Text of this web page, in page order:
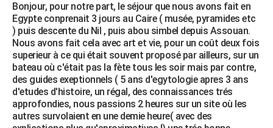
FORUM
Bricolage
Lifestyle
Culture
Sport
Auto
Television
Voyage
Cinema
Bonjour, pour notre part, le séjour que nous avons fait en
Egypte conprenait 3 jours au Caire ( musée, pyramides etc
) puis descente du Nil , puis abou simbel depuis Assouan.
Nous avons fait cela avec art et vie, pour un coût deux fois
superieur à ce qui était souvent proposé par ailleurs, sur un
bateau où c'était pas la fète tous les soir mais par contre,
des guides exeptionnels ( 5 ans d'egytologie apres 3 ans
d'etudes d'histoire, un régal, des connaissances trés
approfondies, nous passions 2 heures sur un site où les
autres survolaient en une demie heure( avec des